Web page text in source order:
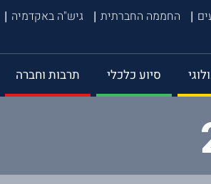
החממה החברתית גיש"ה באקדמיה
סיוע כלכלי תרבות וחברה